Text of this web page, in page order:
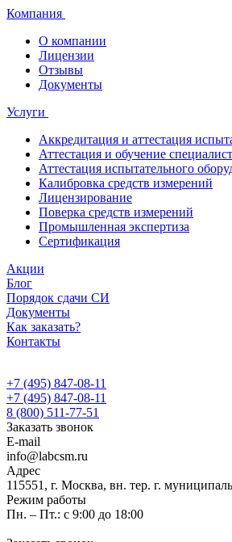
Компания
О компании
Лицензии
Отзывы
Документы
Услуги
Аккредитация и аттестация
Аттестация и обучение
Аттестация испытательного
Калибровка средств измерений
Лицензирование
Поверка средств измерений
Промышленная экспертиза
Сертификация
Акции
Блог
Порядок сдачи СИ
Документы
Как заказать?
Контакты
+7 (495) 847-08-11
+7 (495) 847-08-11
8 (800) 511-77-51
Заказать звонок
E-mail
info@labcsm.ru
Адрес
115551, г. Москва, вн. тер. г.
Режим работы
Пн. – Пт.: с 9:00 до 18:00